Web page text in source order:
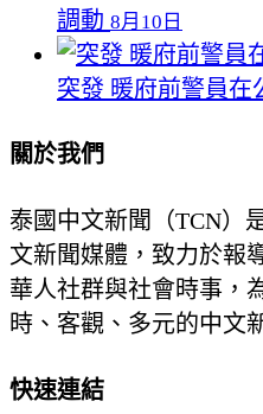
調動 8月10日
突發 暖府前警員在
關於我們
泰國中文新聞（TCN）
文新聞媒體，致力於報
華人社群與社會時事，
時、客觀、多元的中文
快速連結